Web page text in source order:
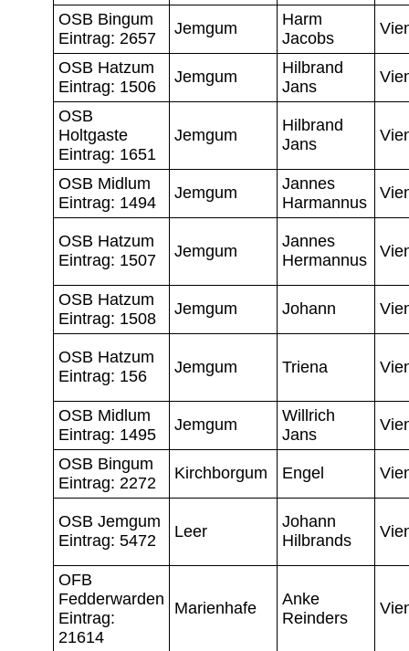
OSB Bingum
Eintrag: 2657
Jemgum
Harm
Jacobs
OSB Hatzum
Eintrag: 1506
Jemgum
Hilbrand
Jans
OSB
Holtgaste
Eintrag: 1651
Jemgum
Hilbrand
Jans
OSB Midlum
Eintrag: 1494
Jemgum
Jannes
Harmannus
OSB Hatzum
Eintrag: 1507
Jemgum
Jannes
Hermannus
OSB Hatzum
Eintrag: 1508
Jemgum Johann
OSB Hatzum
Eintrag: 156
Jemgum Triena
OSB Midlum
Eintrag: 1495
Jemgum
Willrich
Jans
OSB Bingum
Eintrag: 2272
Kirchborgum Engel
OSB Jemgum
Eintrag: 5472
Leer
Johann
Hilbrands
OFB
Fedderwarden
Eintrag:
21614
Marienhafe
Anke
Reinders